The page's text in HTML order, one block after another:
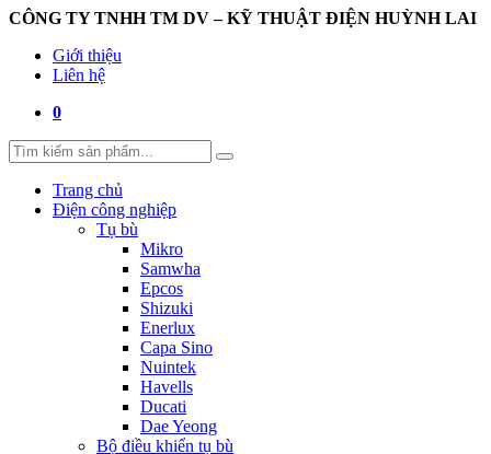
CÔNG TY TNHH TM DV – KỸ THUẬT ĐIỆN HUỲNH LAI
Giới thiệu
Liên hệ
0
Trang chủ
Điện công nghiệp
Tụ bù
Mikro
Samwha
Epcos
Shizuki
Enerlux
Capa Sino
Nuintek
Havells
Ducati
Dae Yeong
Bộ điều khiển tụ bù